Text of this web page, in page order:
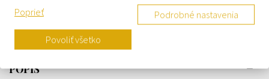
66,00 € 112,80 €
POPIS
Poprieť Podrobné nastavenia
Povoliť všetko